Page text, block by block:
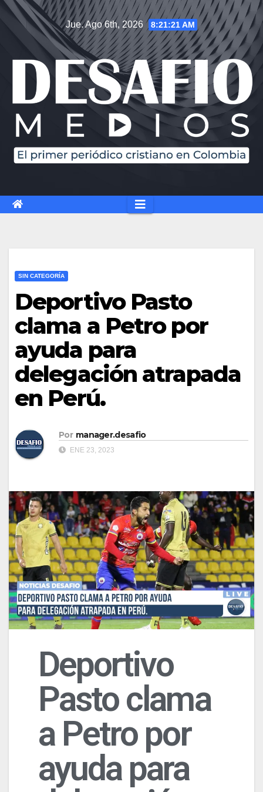
Jue. Ago 6th, 2026 8:21:22 AM
SIN CATEGORÍA
Deportivo Pasto
clama a Petro por
ayuda para
delegación atrapada
en Perú.
Por manager.desafio
ENE 23, 2023
Deportivo
Pasto clama
a Petro por
ayuda para